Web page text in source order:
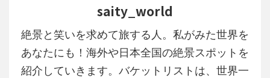
saity_world
絶景と笑いを求めて旅する人。私がみた世界を
あなたにも！海外や日本全国の絶景スポットを
紹介していきます。バケットリストは、世界一